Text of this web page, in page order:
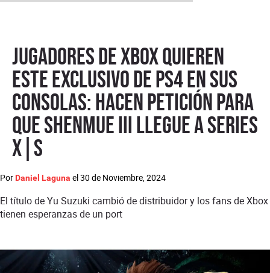
Jugadores de Xbox quieren
este exclusivo de PS4 en sus
consolas: hacen petición para
que Shenmue III llegue a Series
X|S
Por Daniel Laguna el30 de Noviembre, 2024
El título de Yu Suzuki cambió de distribuidor y los fans de Xbox
tienen esperanzas de un port